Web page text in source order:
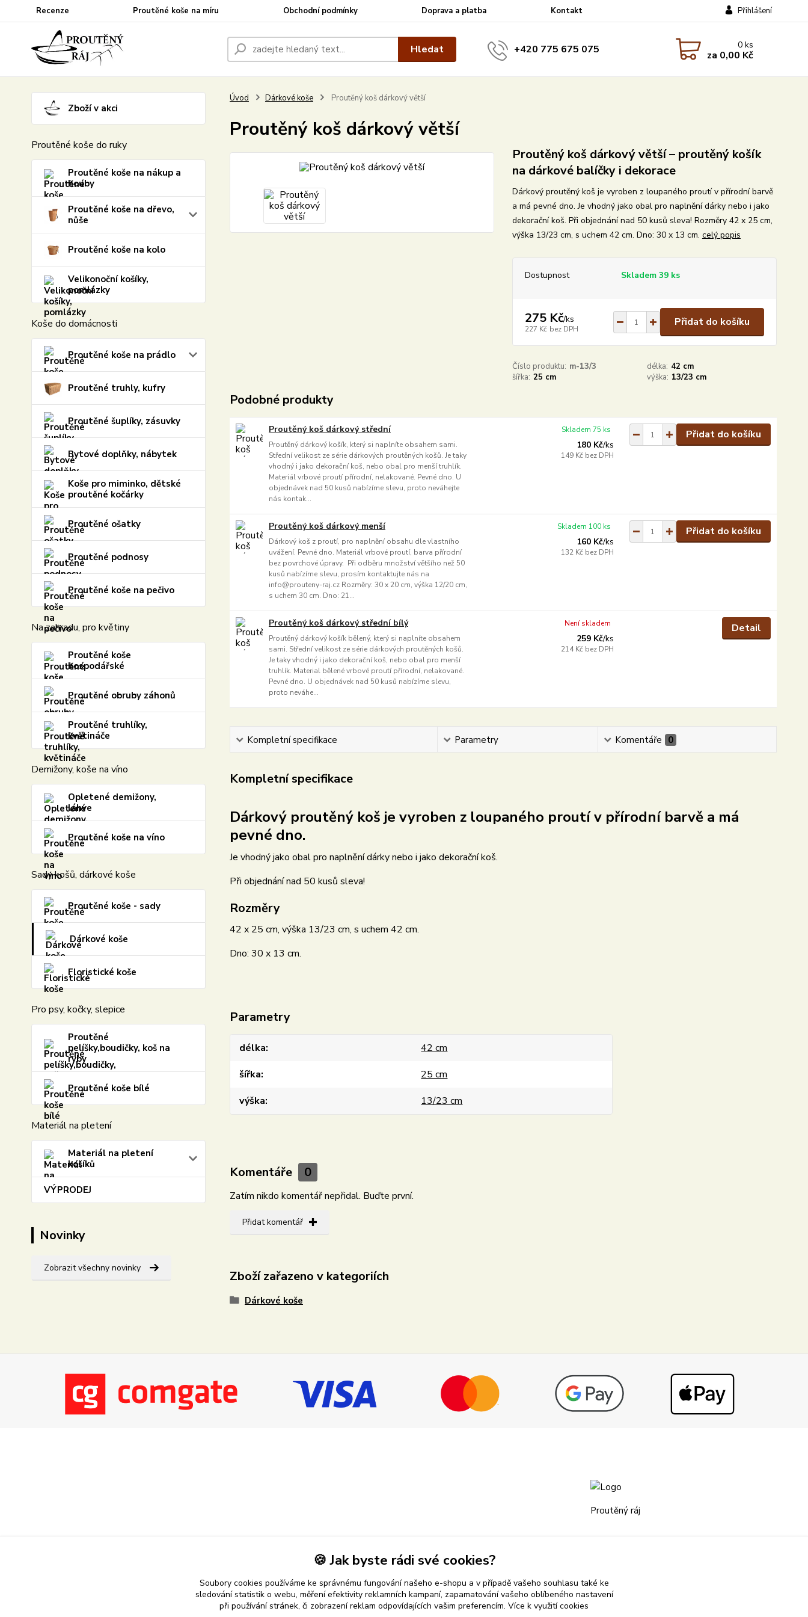
Recenze Proutěné koše na míru Obchodní podmínky Doprava a platba Kontakt Přihlášení
Hledat +420 775 675 075 0ks
za 0,00 Kč
Zboží v akci
Proutěné koše do ruky
Proutěné koše na nákup a
houby
Proutěné koše na dřevo,
nůše
Proutěné koše na kolo
Velikonoční košíky,
pomlázky
Koše do domácnosti
Proutěné koše na prádlo
Proutěné truhly, kufry
Proutěné šuplíky, zásuvky
Bytové doplňky, nábytek
Koše pro miminko, dětské
proutěné kočárky
Proutěné ošatky
Proutěné podnosy
Proutěné koše na pečivo
Na zahradu, pro květiny
Proutěné koše
hospodářské
Proutěné obruby záhonů
Proutěné truhlíky,
květináče
Demižony, koše na víno
Opletené demižony,
láhve
Proutěné koše na víno
Sady košů, dárkové koše
Proutěné koše - sady
Dárkové koše
Floristické koše
Pro psy, kočky, slepice
Proutěné
pelíšky,boudičky, koš na
ryby
Proutěné koše bílé
Materiál na pletení
Materiál na pletení
košíků
VÝPRODEJ
Novinky
Zobrazit všechny novinky
Úvod Dárkové koše Proutěný koš dárkový větší
Proutěný koš dárkový větší
Proutěný koš dárkový větší – proutěný košík
na dárkové balíčky i dekorace
Dárkový proutěný koš je vyroben z loupaného proutí v přírodní barvě
a má pevné dno. Je vhodný jako obal pro naplnění dárky nebo i jako
dekorační koš. Při objednání nad 50 kusů sleva! Rozměry 42 x 25 cm,
výška 13/23 cm, s uchem 42 cm. Dno: 30 x 13 cm. celý popis
Dostupnost Skladem 39 ks
275 Kč/ks
227 Kč bez DPH
Přidat do košíku
Číslo produktu: m-13/3 délka: 42 cm
šířka: 25 cm výška: 13/23 cm
Podobné produkty
Proutěný koš dárkový střední
Proutěný dárkový košík, který si naplníte obsahem sami.
Střední velikost ze série dárkových proutěných košů. Je taky
vhodný i jako dekorační koš, nebo obal pro menší truhlík.
Materiál vrbové proutí přírodní, nelakované. Pevné dno. U
objednávek nad 50 kusů nabízíme slevu, proto neváhejte
nás kontak...
180 Kč/ks
149 Kč bez DPH
Skladem 75 ks Přidat do košíku
Proutěný koš dárkový menší
Dárkový koš z proutí, pro naplnění obsahu dle vlastního
uvážení. Pevné dno. Materiál vrbové proutí, barva přírodní
bez povrchové úpravy. Při odběru množství většího než 50
kusů nabízíme slevu, prosím kontaktujte nás na
info@prouteny-raj.cz Rozměry: 30 x 20 cm, výška 12/20 cm,
s uchem 30 cm. Dno: 21...
160 Kč/ks
132 Kč bez DPH
Skladem 100 ks Přidat do košíku
Proutěný koš dárkový střední bílý
Proutěný dárkový košík bělený, který si naplníte obsahem
sami. Střední velikost ze série dárkových proutěných košů.
Je taky vhodný i jako dekorační koš, nebo obal pro menší
truhlík. Material bělené vrbové proutí přírodní, nelakované.
Pevné dno. U objednávek nad 50 kusů nabízíme slevu,
proto neváhe...
259 Kč/ks
214 Kč bez DPH
Není skladem Detail
Kompletní specifikace Parametry Komentáře 0
Kompletní specifikace
Dárkový proutěný koš je vyroben z loupaného proutí v přírodní barvě a má
pevné dno.
Je vhodný jako obal pro naplnění dárky nebo i jako dekorační koš.
Při objednání nad 50 kusů sleva!
Rozměry
42 x 25 cm, výška 13/23 cm, s uchem 42 cm.
Dno: 30 x 13 cm.
Parametry
délka
42 cm
šířka
25 cm
výška
13/23 cm
Komentáře 0
Zatím nikdo komentář nepřidal. Buďte první.
Přidat komentář
Zboží zařazeno v kategoriích
Dárkové koše
Proutěný ráj
info@prouteny-raj.cz
🍪 Jak byste rádi své cookies?
Soubory cookies používáme ke správnému fungování našeho e-shopu a v případě vašeho souhlasu také ke
sledování statistik o webu, měření efektivity reklamních kampaní, zapamatování vašeho oblíbeného nastavení
při používání stránek, či zobrazení reklam odpovídajících vašim preferencím. Více k využití cookies